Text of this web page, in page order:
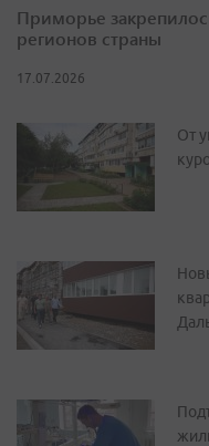
Приморье
регионов страны
17.07.2026
От